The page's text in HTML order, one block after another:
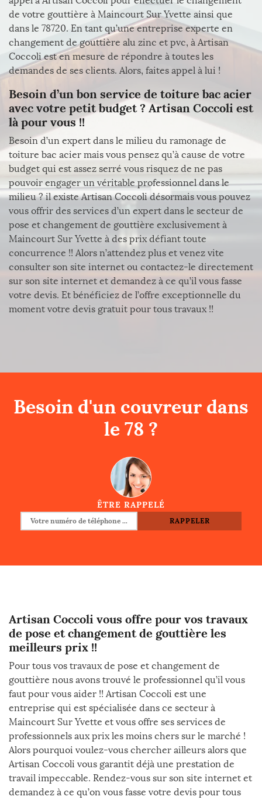
de votre gouttière à Maincourt Sur Yvette ainsi que
dans le 78720. En tant qu’une entreprise experte en
changement de gouttière alu zinc et pvc, à Artisan
Coccoli est en mesure de répondre à toutes les
demandes de ses clients. Alors, faites appel à lui !
Besoin d’un bon service de toiture bac acier
avec votre petit budget ? Artisan Coccoli est
là pour vous !!
Besoin d’un expert dans le milieu du ramonage de
toiture bac acier mais vous pensez qu’à cause de votre
budget qui est assez serré vous risquez de ne pas
pouvoir engager un véritable professionnel dans le
milieu ? il existe Artisan Coccoli désormais vous pouvez
vous offrir des services d’un expert dans le secteur de
pose et changement de gouttière exclusivement à
Maincourt Sur Yvette à des prix défiant toute
concurrence !! Alors n’attendez plus et venez vite
consulter son site internet ou contactez-le directement
sur son site internet et demandez à ce qu’il vous fasse
votre devis. Et bénéficiez de l’offre exceptionnelle du
moment votre devis gratuit pour tous travaux !!
Besoin d'un couvreur dans
le 78 ?
ÊTRE RAPPELÉ
Artisan Coccoli vous offre pour vos travaux
de pose et changement de gouttière les
meilleurs prix !!
Pour tous vos travaux de pose et changement de
gouttière nous avons trouvé le professionnel qu’il vous
faut pour vous aider !! Artisan Coccoli est une
entreprise qui est spécialisée dans ce secteur à
Maincourt Sur Yvette et vous offre ses services de
professionnels aux prix les moins chers sur le marché !
Alors pourquoi voulez-vous chercher ailleurs alors que
Artisan Coccoli vous garantit déjà une prestation de
travail impeccable. Rendez-vous sur son site internet et
demandez à ce qu’on vous fasse votre devis pour tous